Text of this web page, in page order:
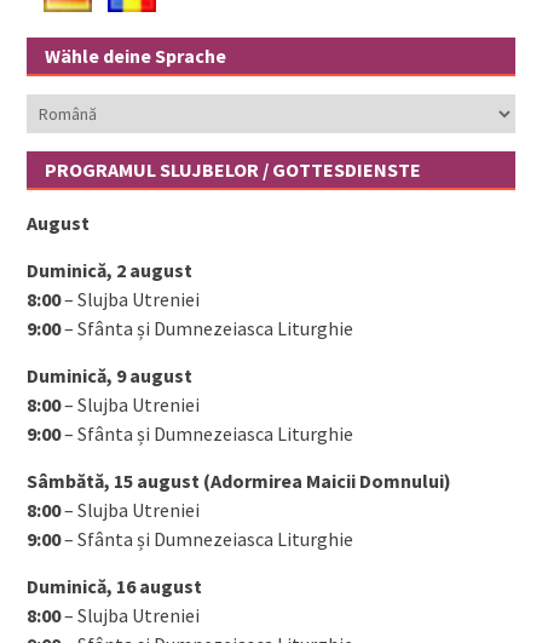
Wähle deine Sprache
Wähle
deine
Sprache
PROGRAMUL SLUJBELOR / GOTTESDIENSTE
August
Duminică, 2 august
8:00– Slujba Utreniei
9:00– Sfânta și Dumnezeiasca Liturghie
Duminică, 9 august
8:00– Slujba Utreniei
9:00– Sfânta și Dumnezeiasca Liturghie
Sâmbătă, 15 august (Adormirea Maicii Domnului)
8:00– Slujba Utreniei
9:00– Sfânta și Dumnezeiasca Liturghie
Duminică, 16 august
8:00– Slujba Utreniei